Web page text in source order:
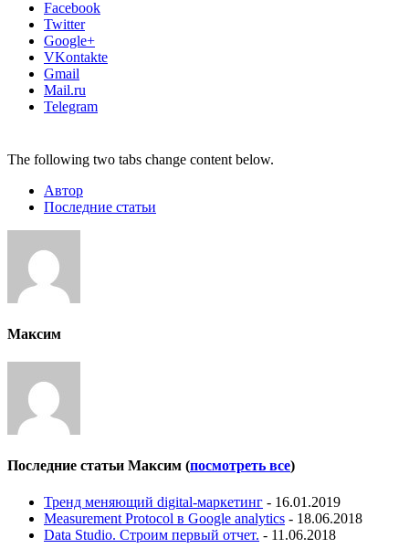
Facebook
Twitter
Google+
VKontakte
Gmail
Mail.ru
Telegram
The following two tabs change content below.
Автор
Последние статьи
Максим
Последние статьи Максим (посмотреть все)
Тренд меняющий digital-маркетинг - 16.01.2019
Measurement Protocol в Google analytics - 18.06.2018
Data Studio. Строим первый отчет. - 11.06.2018